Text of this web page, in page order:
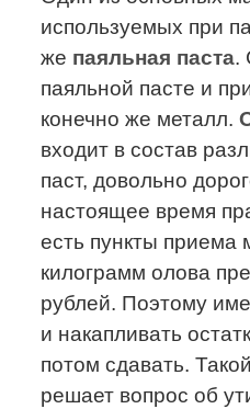
используемых при
же паяльная паста.
паяльной пасте и
конечно же металл.
входит в состав
паст, довольно
настоящее время
есть пункты приема
килограмм олова
рублей. Поэтому
и накапливать
потом сдавать.
решает вопрос об